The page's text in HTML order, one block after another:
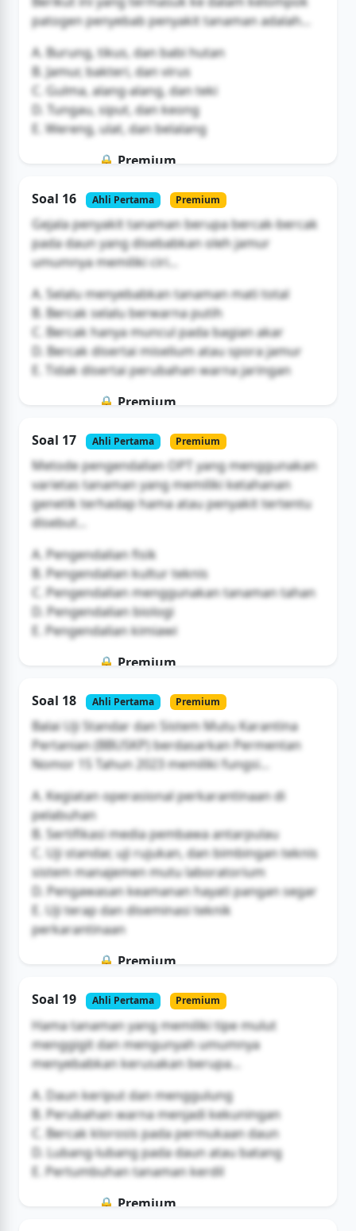
patogen penyebab penyakit tanaman adalah...
A. Burung, tikus, dan babi hutan
B. Jamur, bakteri, dan virus
C. Gulma, alang-alang, dan teki
D. Tungau, siput, dan keong
E. Wereng, ulat, dan belalang
🔒 Premium
Buka Akses
Soal 16 Ahli Pertama Premium
Gejala penyakit tanaman berupa bercak-bercak
pada daun yang disebabkan oleh jamur
umumnya memiliki ciri...
A. Selalu menyebabkan tanaman mati total
B. Bercak selalu berwarna putih
C. Bercak hanya muncul pada bagian akar
D. Bercak disertai miselium atau spora jamur
E. Tidak disertai perubahan warna jaringan
🔒 Premium
Buka Akses
Soal 17 Ahli Pertama Premium
Metode pengendalian OPT yang menggunakan
varietas tanaman yang memiliki ketahanan
genetik terhadap hama atau penyakit tertentu
disebut...
A. Pengendalian fisik
B. Pengendalian kultur teknis
C. Pengendalian menggunakan tanaman tahan
D. Pengendalian biologi
E. Pengendalian kimiawi
🔒 Premium
Buka Akses
Soal 18 Ahli Pertama Premium
Balai Uji Standar dan Sistem Mutu Karantina
Pertanian (BBUSKP) berdasarkan Permentan
Nomor 15 Tahun 2023 memiliki fungsi...
A. Kegiatan operasional perkarantinaan di
pelabuhan
B. Sertifikasi media pembawa antarpulau
C. Uji standar, uji rujukan, dan bimbingan teknis
sistem manajemen mutu laboratorium
D. Pengawasan keamanan hayati pangan segar
E. Uji terap dan diseminasi teknik
perkarantinaan
🔒 Premium
Buka Akses
Soal 19 Ahli Pertama Premium
Hama tanaman yang memiliki tipe mulut
menggigit dan mengunyah umumnya
menyebabkan kerusakan berupa...
A. Daun keriput dan menggulung
B. Perubahan warna menjadi kekuningan
C. Bercak klorosis pada permukaan daun
D. Lubang-lubang pada daun atau batang
E. Pertumbuhan tanaman kerdil
🔒 Premium